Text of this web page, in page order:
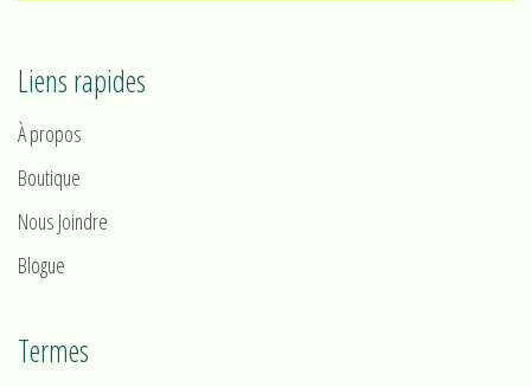
Liens rapides
À propos
Boutique
Nous Joindre
Blogue
Termes